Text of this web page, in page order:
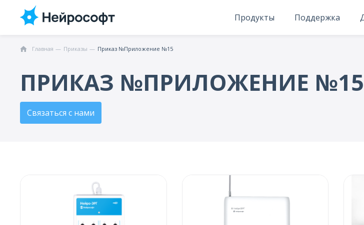
Продукты Поддержка
Главная Приказы Приказ №Приложение №15
ПРИКАЗ №ПРИЛОЖЕНИЕ №15
Связаться с нами